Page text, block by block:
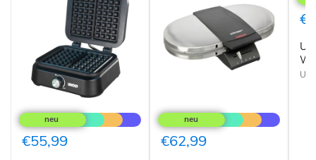
Waffelautomat
Belgische
Waffeln
48275
€55,99
1329
matt
Doppelwaffelautomat
€62,99